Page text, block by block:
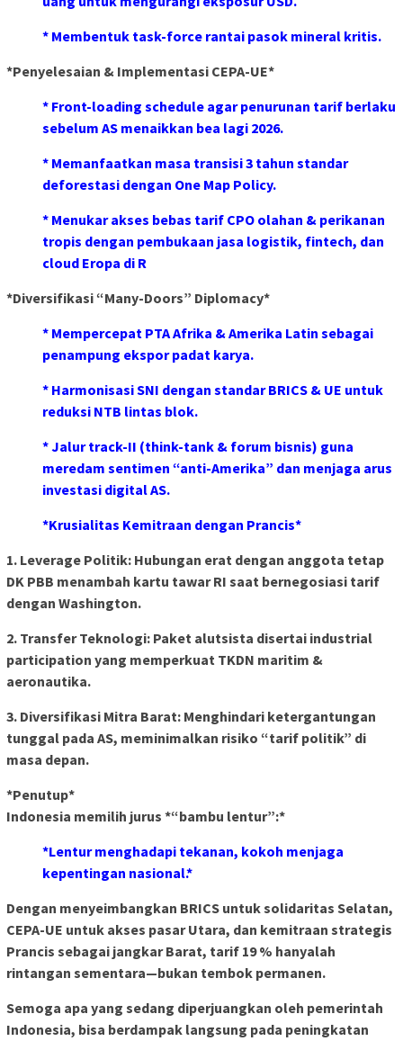
* Membentuk task-force rantai pasok mineral kritis.
*Penyelesaian & Implementasi CEPA-UE*
* Front-loading schedule agar penurunan tarif berlaku
sebelum AS menaikkan bea lagi 2026.
* Memanfaatkan masa transisi 3 tahun standar
deforestasi dengan One Map Policy.
* Menukar akses bebas tarif CPO olahan & perikanan
tropis dengan pembukaan jasa logistik, fintech, dan
cloud Eropa di R
*Diversifikasi “Many-Doors” Diplomacy*
* Mempercepat PTA Afrika & Amerika Latin sebagai
penampung ekspor padat karya.
* Harmonisasi SNI dengan standar BRICS & UE untuk
reduksi NTB lintas blok.
* Jalur track-II (think-tank & forum bisnis) guna
meredam sentimen “anti-Amerika” dan menjaga arus
investasi digital AS.
*Krusialitas Kemitraan dengan Prancis*
1. Leverage Politik: Hubungan erat dengan anggota tetap
DK PBB menambah kartu tawar RI saat bernegosiasi tarif
dengan Washington.
2. Transfer Teknologi: Paket alutsista disertai industrial
participation yang memperkuat TKDN maritim &
aeronautika.
3. Diversifikasi Mitra Barat: Menghindari ketergantungan
tunggal pada AS, meminimalkan risiko “tarif politik” di
masa depan.
*Penutup*
Indonesia memilih jurus *“bambu lentur”:*
*Lentur menghadapi tekanan, kokoh menjaga
kepentingan nasional.*
Dengan menyeimbangkan BRICS untuk solidaritas Selatan,
CEPA-UE untuk akses pasar Utara, dan kemitraan strategis
Prancis sebagai jangkar Barat, tarif 19 % hanyalah
rintangan sementara—bukan tembok permanen.
Semoga apa yang sedang diperjuangkan oleh pemerintah
Indonesia, bisa berdampak langsung pada peningkatan